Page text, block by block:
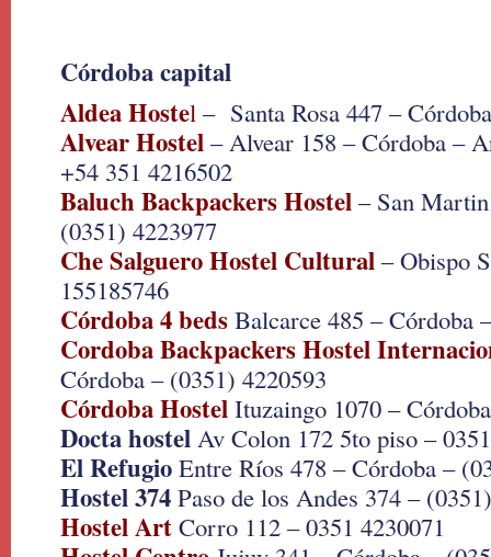
Córdoba capital
Aldea Hostel – Santa Rosa 447 –
Alvear Hostel – Alvear 158 – Córdoba –
+54 351 4216502
Baluch Backpackers Hostel – San
(0351) 4223977
Che Salguero Hostel Cultural – Obispo
155185746
Córdoba 4 beds Balcarce 485 – Córdoba
Cordoba Backpackers Hostel
Córdoba – (0351) 4220593
Córdoba Hostel Ituzaingo 1070 –
Docta hostel Av Colon 172 5to piso –
El Refugio Entre Ríos 478 – Córdoba –
Hostel 374 Paso de los Andes 374 –
Hostel Art Corro 112 – 0351 4230071